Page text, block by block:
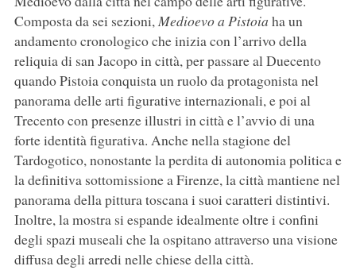
Composta da sei sezioni,Medioevo a Pistoia ha un
andamento cronologico che inizia con l’arrivo della
reliquia di san Jacopo in città, per passare al Duecento
quando Pistoia conquista un ruolo da protagonista nel
panorama delle arti figurative internazionali, e poi al
Trecento con presenze illustri in città e l’avvio di una
forte identità figurativa. Anche nella stagione del
Tardogotico, nonostante la perdita di autonomia politica e
la definitiva sottomissione a Firenze, la città mantiene nel
panorama della pittura toscana i suoi caratteri distintivi.
Inoltre, la mostra si espande idealmente oltre i confini
degli spazi museali che la ospitano attraverso una visione
diffusa degli arredi nelle chiese della città.